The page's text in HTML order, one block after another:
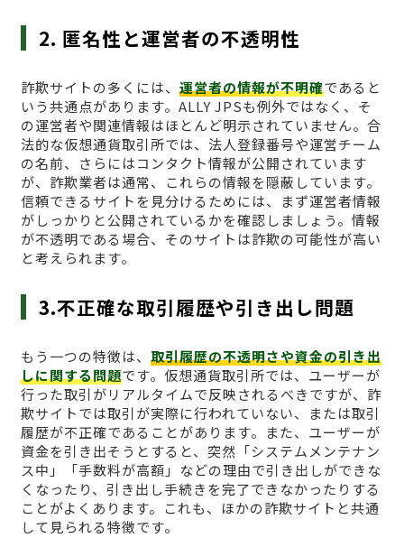
2. 匿名性と運営者の不透明性
詐欺サイトの多くには、 運営者の情報が不明確であると
いう共通点があります。ALLY JPSも例外ではなく、そ
の運営者や関連情報はほとんど明示されていません。合
法的な仮想通貨取引所では、法人登録番号や運営チーム
の名前、さらにはコンタクト情報が公開されています
が、詐欺業者は通常、これらの情報を隠蔽しています。
信頼できるサイトを見分けるためには、まず運営者情報
がしっかりと公開されているかを確認しましょう。情報
が不透明である場合、そのサイトは詐欺の可能性が高い
と考えられます。
3.不正確な取引履歴や引き出し問題
もう一つの特徴は、 取引履歴の不透明さや資金の引き出
しに関する問題です。仮想通貨取引所では、ユーザーが
行った取引がリアルタイムで反映されるべきですが、詐
欺サイトでは取引が実際に行われていない、または取引
履歴が不正確であることがあります。また、ユーザーが
資金を引き出そうとすると、突然「システムメンテナン
ス中」「手数料が高額」などの理由で引き出しができな
くなったり、引き出し手続きを完了できなかったりする
ことがよくあります。これも、ほかの詐欺サイトと共通
して見られる特徴です。